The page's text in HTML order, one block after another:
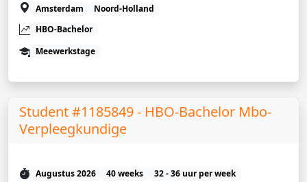
Amsterdam
Noord-Holland
HBO-Bachelor
Meewerkstage
Student #1185849 - HBO-Bachelor Mbo-
Verpleegkundige
Augustus 2026 40 weeks
32 - 36 uur per week